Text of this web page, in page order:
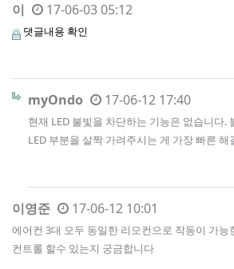
이 17-06-03 05:12
댓글내용 확인
myOndo 17-06-12 17:40
현재 LED 불빛을 차단하는 기능은 없습니다.
LED 부분을 살짝 가려주시는 게 가장 빠른
이영준 17-06-12 10:01
에어컨 3대 모두 동일한 리모컨으로 작동이 가능
컨트롤 할수 있는지 궁금합니다